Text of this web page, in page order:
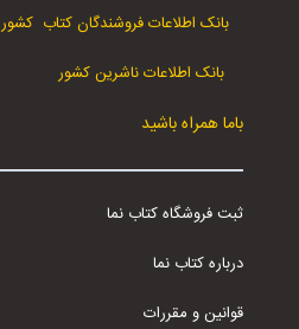
بانک اطلاعات فروشندگان کتاب کشور
بانک اطلاعات ناشرین کشور
باما همراه باشید
ثبت فروشگاه کتاب نما
درباره کتاب نما
قوانین و مقررات